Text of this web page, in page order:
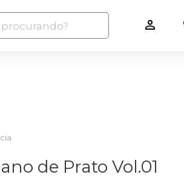
de Prato Vol.01